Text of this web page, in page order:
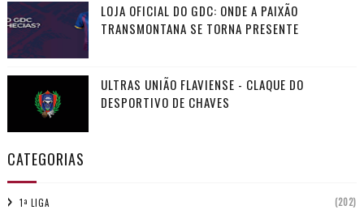
LOJA OFICIAL DO GDC: ONDE A PAIXÃO
TRANSMONTANA SE TORNA PRESENTE
ULTRAS UNIÃO FLAVIENSE - CLAQUE DO
DESPORTIVO DE CHAVES
CATEGORIAS
1ª LIGA (202)